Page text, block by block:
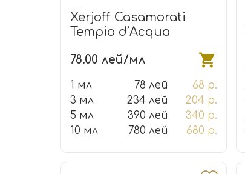
Xerjoff Casamorati
Tempio d’Acqua
78.00 лей/мл
1 мл 78 лей
68 р.
3 мл
234 лей
204 р.
5 мл
390 лей
340 р.
10 мл
780 лей 680 р.